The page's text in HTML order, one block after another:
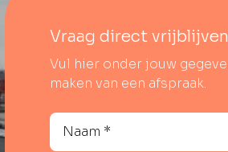
Vraag direct
Vul hier onder jouw
maken van een afspraak.